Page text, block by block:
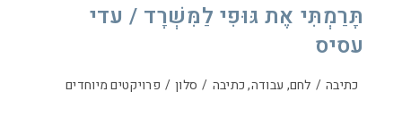
תָּרַמְתִּי אֶת גּוּפִי לַמִּשְׁרָד / עדי
עסיס
כתיבה / לחם, עבודה, כתיבה / סלון / פרויקטים מיוחדים